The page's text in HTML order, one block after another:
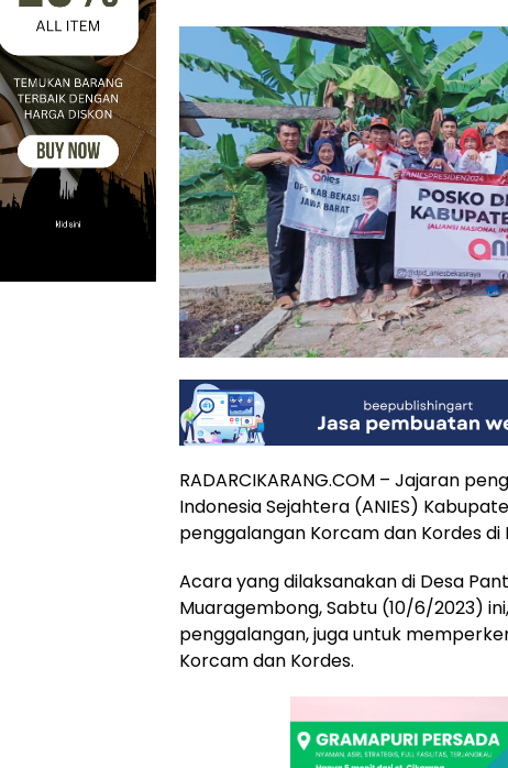
RADARCIKARANG.COM – Jajaran
Indonesia Sejahtera (ANIES)
penggalangan Korcam dan Kordes
Acara yang dilaksanakan di Desa
Muaragembong, Sabtu (10/6/2023)
penggalangan, juga untuk
Korcam dan Kordes.